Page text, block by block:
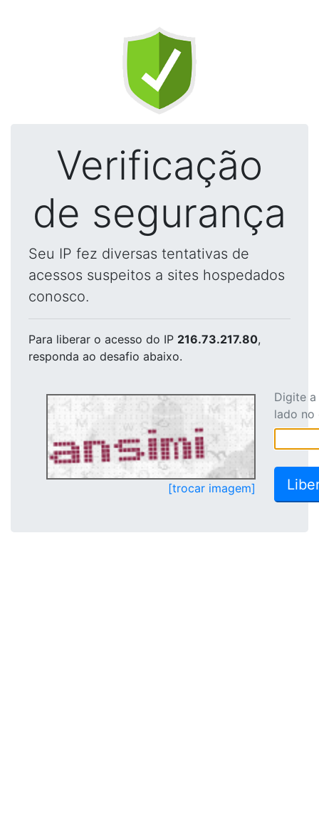
Verificação
de segurança
Seu IP fez diversas tentativas de
acessos suspeitos a sites hospedados
conosco.
Para liberar o acesso do IP 216.73.217.80,
responda ao desafio abaixo.
[trocar imagem]
Digite
lado no